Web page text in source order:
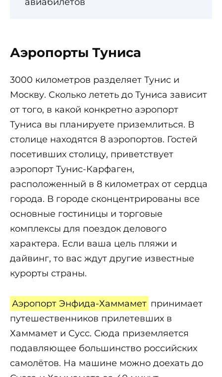
Аэропорты Туниса
3000 километров разделяет Тунис и
Москву. Сколько лететь до Туниса зависит
от того, в какой конкретно аэропорт
Туниса вы планируете приземлиться. В
столице находятся 8 аэропортов. Гостей
посетивших столицу, приветствует
аэропорт Тунис-Карфаген,
расположенный в 8 километрах от сердца
города. В городе сконцентрированы все
основные гостиницы и торговые
комплексы для поездок делового
характера. Если ваша цель пляжи и
дайвинг, то вас ждут другие известные
курорты страны.
Аэропорт Энфида-Хаммамет принимает
путешественников прилетевших в
Хаммамет и Сусс. Сюда приземляется
подавляющее большинство российских
самолётов. На машине можно доехать до